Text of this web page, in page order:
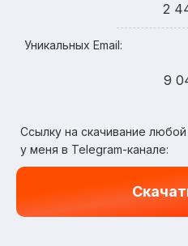
2
Уникальных Email:
9
Ссылку на скачивание
у меня в Telegram-канале: